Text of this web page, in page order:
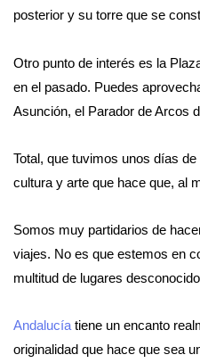
posterior y su torre que se
Otro punto de interés es la
en el pasado. Puedes
Asunción, el Parador de Arcos
Total, que tuvimos unos días
cultura y arte que hace que, al
Somos muy partidarios de
viajes. No es que estemos en
multitud de lugares
Andalucía tiene un encanto
originalidad que hace que sea